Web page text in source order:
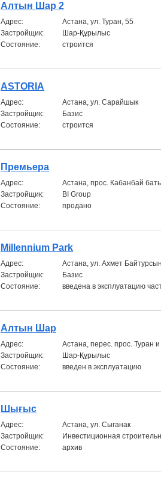
Алтын Шар 2
Aдрес:
Астана, ул. Туран, 55
Застройщик:
Шар-Құрылыс
Состояние:
строится
ASTORIA
Aдрес:
Астана, ул. Сарайшык
Застройщик:
Базис
Состояние:
строится
Премьера
Aдрес:
Астана, прос. Кабанбай
Застройщик:
BI Group
Состояние:
продано
Millennium Park
Aдрес:
Астана, ул. Ахмет
Застройщик:
Базис
Состояние:
введена в эксплуатацию
Алтын Шар
Aдрес:
Астана, перес. прос. Туран
Застройщик:
Шар-Құрылыс
Состояние:
введен в эксплуатацию
Шығыс
Aдрес:
Астана, ул. Сыганак
Застройщик:
Инвестиционная
Состояние:
архив